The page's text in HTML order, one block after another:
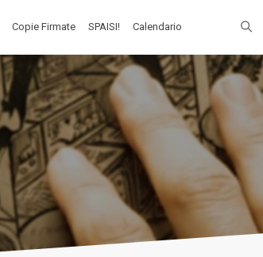
Copie Firmate SPAISI! Calendario
Registrati